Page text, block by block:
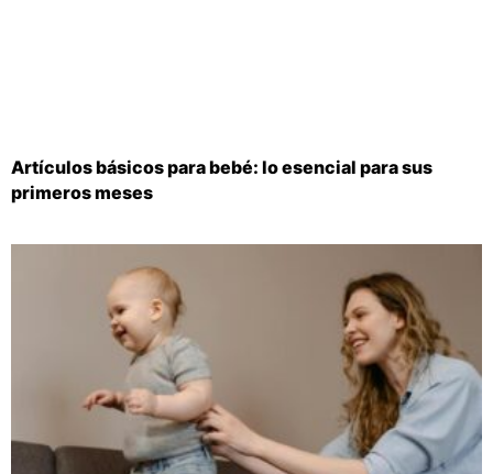
Artículos básicos para bebé: lo esencial para sus
primeros meses